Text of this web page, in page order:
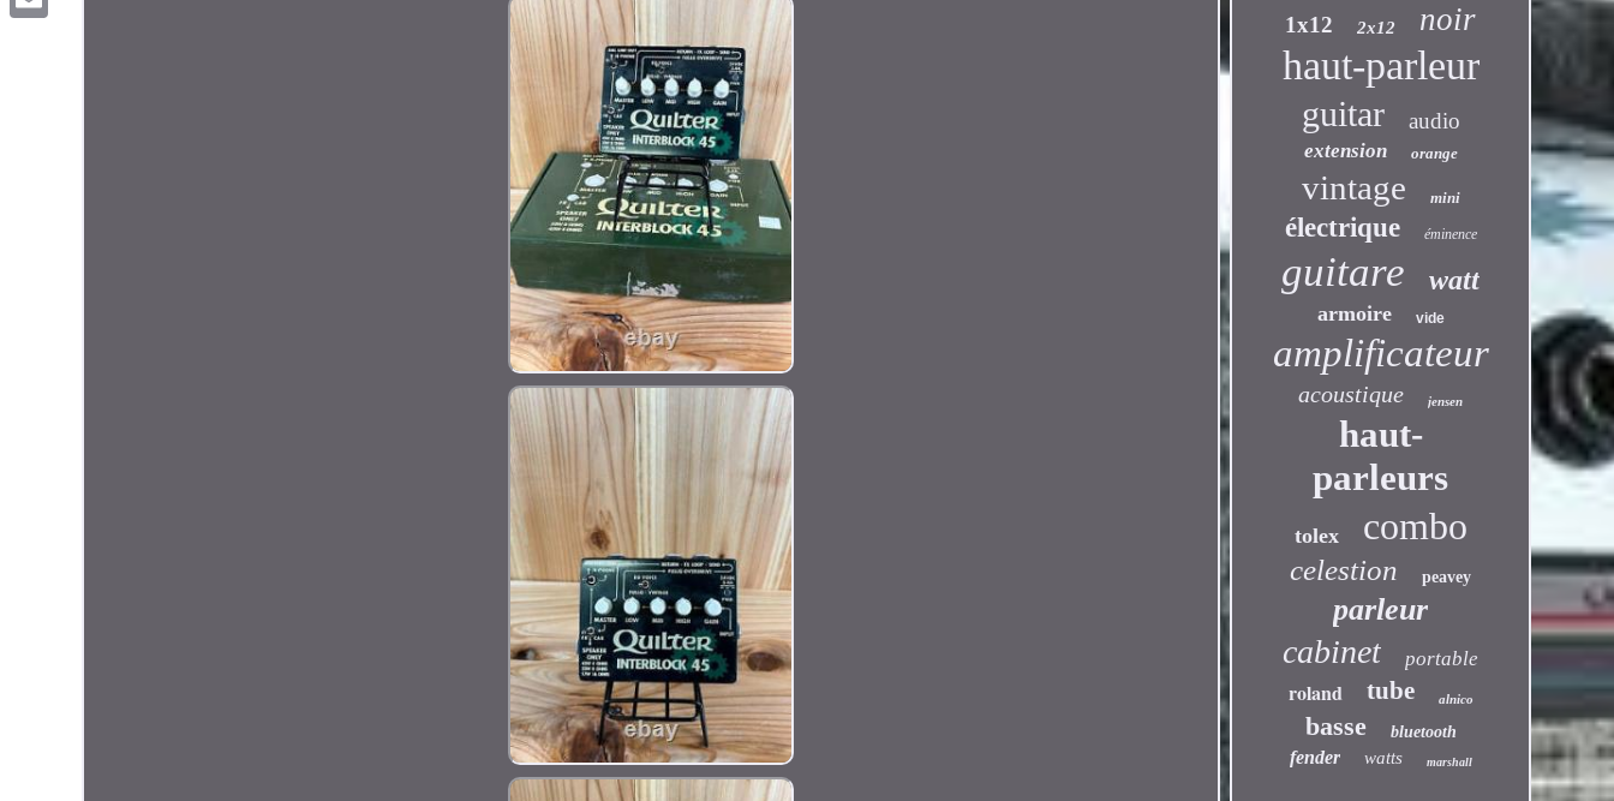
1x12 2x12 noir
haut-parleur
guitar audio
extension orange
vintage mini
électrique éminence
guitare watt
armoire vide
amplificateur
acoustique jensen
haut-
parleurs
tolex combo
celestion peavey
parleur
cabinet portable
roland tube alnico
basse bluetooth
fender watts marshall